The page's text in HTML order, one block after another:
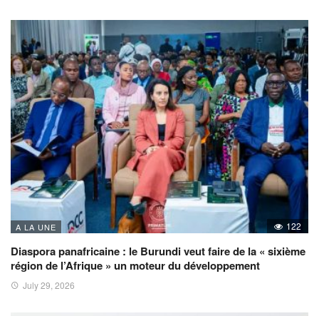
A LA UNE 122
Diaspora panafricaine : le Burundi veut faire de la « sixième
région de l’Afrique » un moteur du développement
July 29, 2026